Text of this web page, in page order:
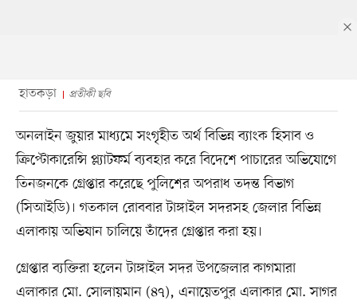
হাতকড়া প্রতীকী ছবি
অনলাইন জুয়ার মাধ্যমে সংগৃহীত অর্থ বিভিন্ন ব্যাংক হিসাব ও
ক্রিপ্টোকারেন্সি প্ল্যাটফর্ম ব্যবহার করে বিদেশে পাচারের অভিযোগে
তিনজনকে গ্রেপ্তার করেছে পুলিশের অপরাধ তদন্ত বিভাগ
(সিআইডি)। গতকাল রোববার টাঙ্গাইল সদরসহ জেলার বিভিন্ন
এলাকায় অভিযান চালিয়ে তাঁদের গ্রেপ্তার করা হয়।
গ্রেপ্তার ব্যক্তিরা হলেন টাঙ্গাইল সদর উপজেলার কাগমারা
এলাকার মো. সোলায়মান (৪৭), এনায়েতপুর এলাকার মো. সাগর